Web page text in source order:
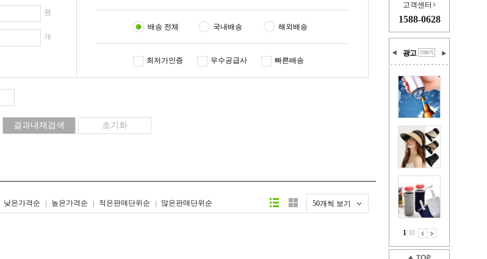
고객센터
1588-0628
광고
1/10
원
개
배송 전체 국내배송 해외배송
최저가인증 우수공급사 빠른배송
낮은가격순 높은가격순 적은판매단위순 많은판매단위순 50개씩 보기